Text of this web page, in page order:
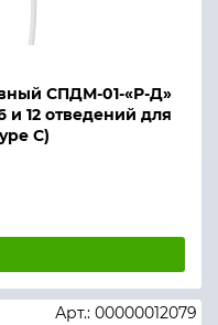
СПДМ-01-«Р-Д»
и 12 отведений для
C)
Арт.: 00000012079